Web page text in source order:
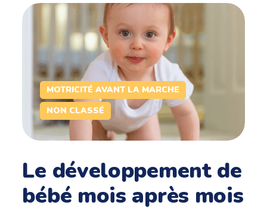
MOTRICITÉ AVANT LA MARCHE
NON CLASSÉ
Le développement de
bébé mois après mois